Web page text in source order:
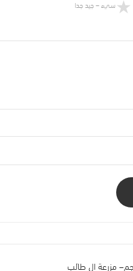
سيء – جيد جدا